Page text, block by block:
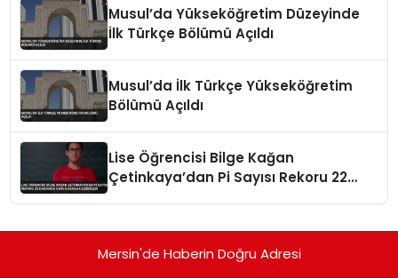
Musul’da Yükseköğretim Düzeyinde
İlk Türkçe Bölümü Açıldı
Musul’da İlk Türkçe Yükseköğretim
Bölümü Açıldı
Lise Öğrencisi Bilge Kağan
Çetinkaya’dan Pi Sayısı Rekoru 22
Mersin'de Haberin Doğru Adresi